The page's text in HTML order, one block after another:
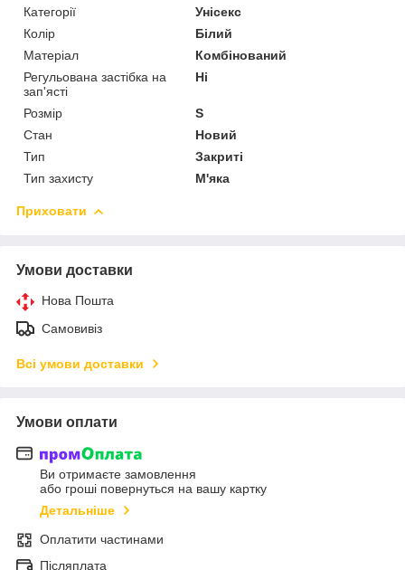
Категорії
Унісекс
Колір
Білий
Матеріал
Комбінований
Регульована застібка на
зап'ясті
Ні
Розмір
S
Стан
Новий
Тип
Закриті
Тип захисту
М'яка
Приховати
Умови доставки
Нова Пошта
Самовивіз
Всі умови доставки
Умови оплати
Ви отримаєте замовлення
або гроші повернуться на вашу картку
Детальніше
Оплатити частинами
Післяплата